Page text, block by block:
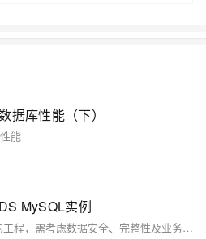
据库性能（下）
能
MySQL实例
数据库迁移是一项复杂且耗时的工程，需考虑数据安全、完整性及业务中断影响。使用阿里云数据传输服务DTS，可快速、平滑完成迁移任务，将应用停机时间降至分钟级。您还可通过全量备份自建数据库并恢复至RDS MySQL实例，实现间接迁移上云。